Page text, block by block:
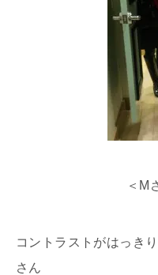
＜M
コントラストがはっき
さん